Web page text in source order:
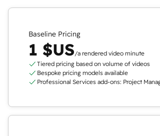
Baseline Pricing
1 $US/a rendered video minute
Tiered pricing based on volume of videos
Bespoke pricing models available
Professional Services add-ons: Project